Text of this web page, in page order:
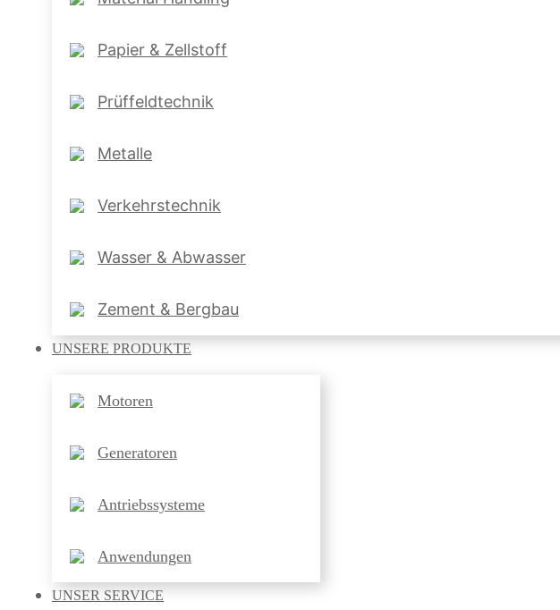
Papier & Zellstoff
Prüffeldtechnik
Metalle
Verkehrstechnik
Wasser & Abwasser
Zement & Bergbau
UNSERE PRODUKTE
Motoren
Generatoren
Antriebssysteme
Anwendungen
UNSER SERVICE